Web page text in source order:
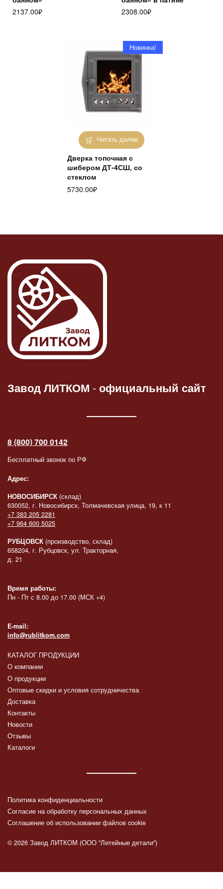
2137.00₽
2308.00₽
Читать далее
Новинка!
Дверка топочная с
шибером ДТ-4СШ, со
стеклом
5730.00₽
Завод ЛИТКОМ -официальный сайт
8 (800) 700 0142
Бесплатный звонок по РФ
Адрес:
НОВОСИБИРСК (склад)
630052, г. Новосибирск, Толмачевская улица, 19, к 11
+7 383 205 2281
+7 964 600 5025
РУБЦОВСК (производство, склад)
658204, г. Рубцовск, ул. Тракторная,
д. 21
Время работы:
Пн - Пт с 8.00 до 17.00 (МСК +4)
E-mail:
info@rublitkom.com
КАТАЛОГ ПРОДУКЦИИ
О компании
О продукции
Оптовые скидки и условия сотрудничества
Доставка
Контакты
Новости
Отзывы
Каталоги
Политика конфиденциальности
Согласие на обработку персональных данных
Соглашение об использовании файлов cookie
© 2026 Завод ЛИТКОМ (ООО "Литейные детали")